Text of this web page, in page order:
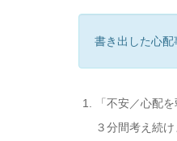
書き出した心配
「不安／心配
３分間考え続け